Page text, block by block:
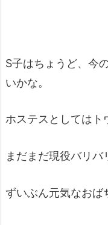
S子はちょうど、今
いかな。
ホステスとしてはト
まだまだ現役バリバ
ずいぶん元気なおば